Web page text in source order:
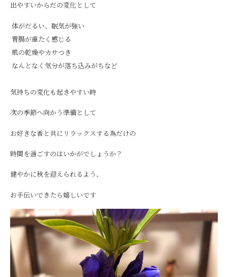
出やすいからだの変化として
体がだるい、眠気が強い
胃腸が重たく感じる
肌の乾燥やカサつき
なんとなく気分が落ち込みがちなど
気持ちの変化も起きやすい時
次の季節へ向かう準備として
お好きな香と共にリラックスする為だけの
時間を過ごすのはいかがでしょうか？
健やかに秋を迎えられるよう、
お手伝いできたら嬉しいです